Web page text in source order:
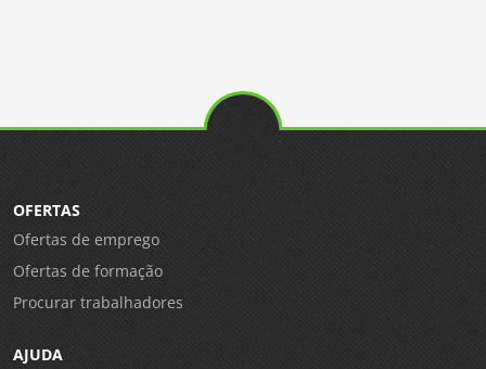
OFERTAS
Ofertas de emprego
Ofertas de formação
Procurar trabalhadores
AJUDA